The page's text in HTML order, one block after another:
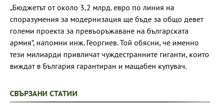
„Бюджетът от около 3,2 млрд. евро по линия на
споразумения за модернизация ще бъде за общо девет
големи проекта за превъоръжаване на българската
армия“, напомни инж. Георгиев. Той обясни, че именно
тези милиарди привличат чуждестранните гиганти, които
виждат в България гарантиран и мащабен купувач.
СВЪРЗАНИ СТАТИИ